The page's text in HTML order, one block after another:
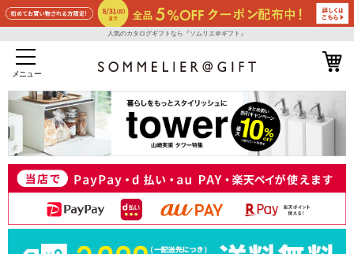
人気のカタログギフトなら『ソムリエ＠ギフト』
メニュー